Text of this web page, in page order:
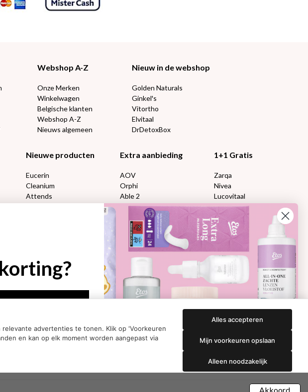
Webshop A-Z
Onze Merken
Winkelwagen
Belgische klanten
Webshop A-Z
Nieuws algemeen
Nieuw in de webshop
Golden Naturals
Ginkel's
Vitortho
Elvitaal
DrDetoxBox
Nieuwe producten
Eucerin
Cleanium
Attends
Extra aanbieding
AOV
Orphi
Able 2
Florame
Proviform
1+1 Gratis
Zarqa
Nivea
Lucovitaal
Kneipp
Therme
L’Oréal make-up
Etos bad en douche
Etos aanbiedingen:
Gezichtsverzorging
Wella
DETOXEN
Always
Libresse
Gliss Kur
Etos maandlenzen
Akkoord
advertenties te tonen. Klik op 'Voorkeuren
en kan op elk moment worden aangepast via
Alles accepteren
Mijn voorkeuren opslaan
Alleen noodzakelijk